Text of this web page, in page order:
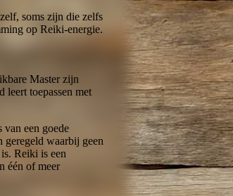
soms zijn die zelfs
op Reiki-energie.
Master zijn
leert toepassen met
van een goede
geregeld waarbij geen
Reiki is een
één of meer